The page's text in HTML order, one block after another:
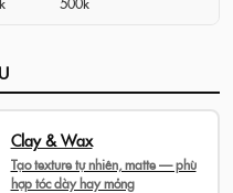
Clay & Wax
Tạo texture tự nhiên, matte — phù
hợp tóc dày hay mỏng